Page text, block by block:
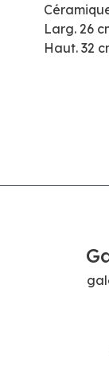
Larg. 26
Haut. 32